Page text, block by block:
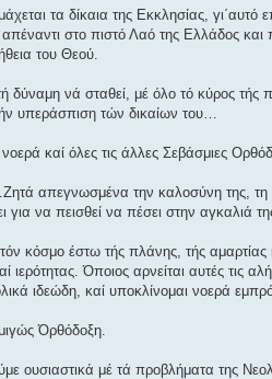
τα δίκαια της Εκκλησίας,
στο πιστό Λαό της Ελλάδος
του Θεού.
νά σταθεί, μέ όλο τό κύρος τής
υπεράσπιση τών δικαίων του…
καί όλες τις άλλες Σεβάσμιες
απεγνωσμένα την καλοσύνη της, τη
για να πεισθεί να πέσει στην αγκαλιά
κόσμο έστω τής πλάνης, τής
Όποιος αρνείται αυτές τις
ιδεώδη, καί υποκλίνομαι νοερά
Όρθόδοξη.
ουσιαστικά μέ τά προβλήματα της